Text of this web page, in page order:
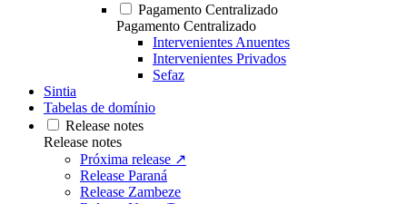
Pagamento Centralizado
Pagamento Centralizado
Intervenientes Anuentes
Intervenientes Privados
Sefaz
Sintia
Tabelas de domínio
Release notes
Release notes
Próxima release ↗
Release Paraná
Release Zambeze